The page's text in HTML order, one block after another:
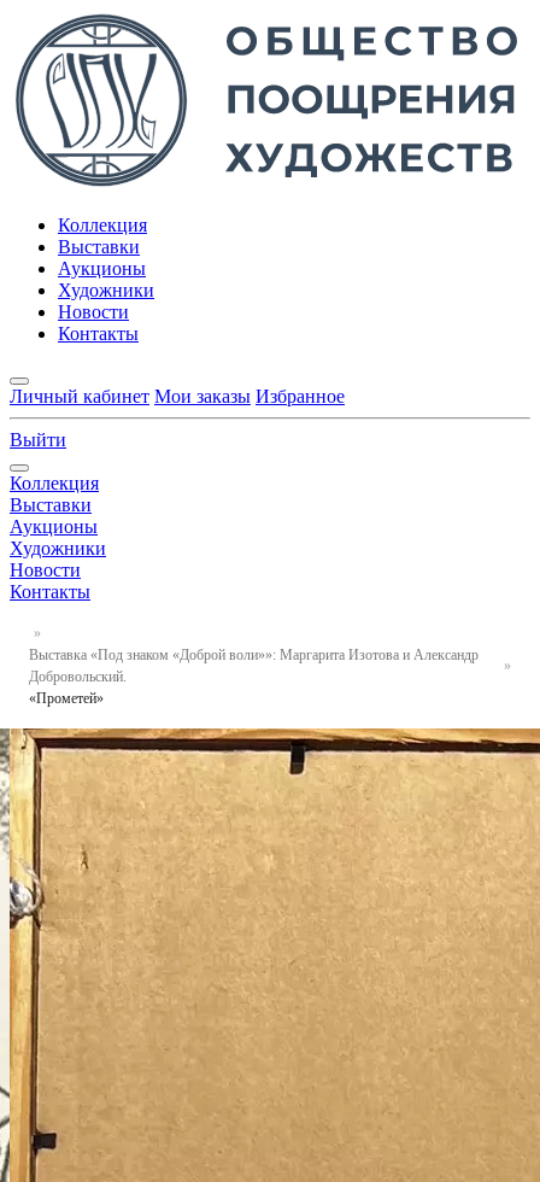
Коллекция
Выставки
Аукционы
Художники
Новости
Контакты
Личный кабинет Мои заказы Избранное
Выйти
Коллекция
Выставки
Аукционы
Художники
Новости
Контакты
Выставка «Под знаком «Доброй воли»»: Маргарита Изотова и Александр
Добровольский.
«Прометей»